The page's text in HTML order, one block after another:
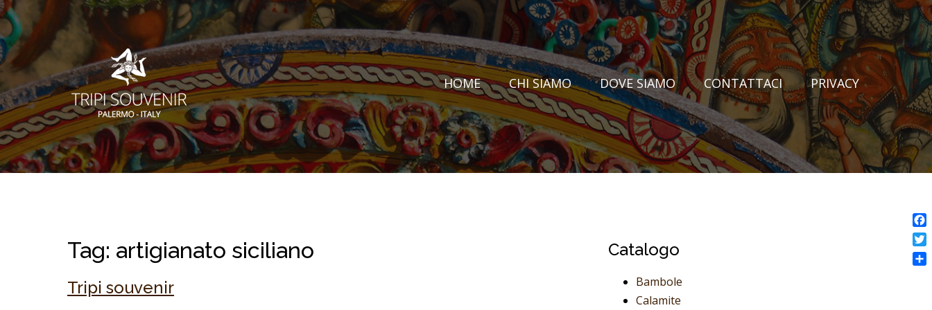
HOME CHI SIAMO DOVE SIAMO CONTATTACI PRIVACY
Tag: artigianato siciliano
Tripi souvenir
Catalogo
Bambole
Calamite